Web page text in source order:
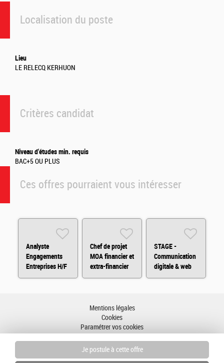
Localisation du poste
Lieu
LE RELECQ KERHUON
Critères candidat
Niveau d'études min. requis
BAC+5 OU PLUS
Ces offres pourraient vous intéresser
Analyste
Engagements
Entreprises H/F
Chef de projet
MOA financier et
extra-financier
STAGE -
Communication
digitale & web
analytics H/F
Mentions légales
Cookies
Paramétrer vos cookies
Plan du site